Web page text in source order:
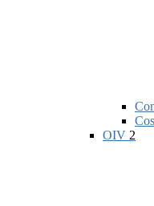
OIV 2